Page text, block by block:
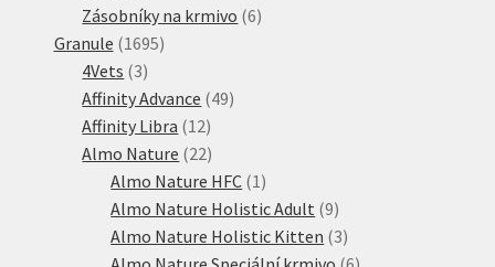
produkty
Zásobníky na krmivo 66
Granule 16951695
4Vets 33
produkty
Affinity Advance 4949
Affinity Libra 1212
produktů
Almo Nature 2222
produktů
Almo Nature HFC 1 1
produkt
Almo Nature Holistic Adult 99
produktů
Almo Nature Holistic Kitten 33
produkty
6